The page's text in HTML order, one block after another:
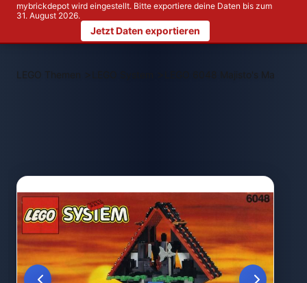
mybrickdepot wird eingestellt. Bitte exportiere deine Daten bis zum
31. August 2026.
Jetzt Daten exportieren
LEGO Themen > LEGO 6048 Majisto's Magical